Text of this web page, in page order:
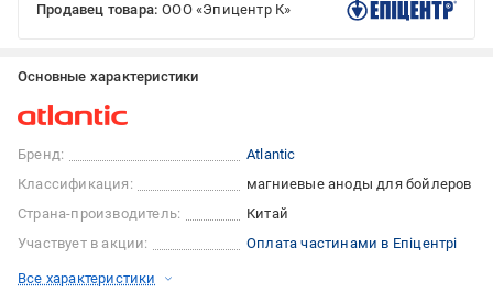
Продавец товара: ООО «Эпицентр К»
Основные характеристики
Бренд:
Atlantic
Классификация:
магниевые аноды для бойлеров
Страна-производитель:
Китай
Участвует в акции:
Оплата частинами в Епіцентрі
Все характеристики